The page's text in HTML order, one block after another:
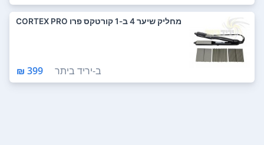
מחליק שיער 4 ב-1 קורטקס פרו CORTEX PRO
ב-יריד ביתר 399 ₪